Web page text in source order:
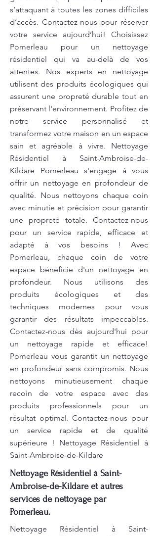
s’attaquant à toutes les zones difficiles
d’accès. Contactez-nous pour réserver
votre service aujourd’hui! Choisissez
Pomerleau pour un nettoyage
résidentiel qui va au-delà de vos
attentes. Nos experts en nettoyage
utilisent des produits écologiques qui
assurent une propreté durable tout en
préservant l'environnement. Profitez de
notre service personnalisé et
transformez votre maison en un espace
sain et agréable à vivre. Nettoyage
Résidentiel à Saint-Ambroise-de-
Kildare Pomerleau s'engage à vous
offrir un nettoyage en profondeur de
qualité. Nous nettoyons chaque coin
avec minutie et précision pour garantir
une propreté totale. Contactez-nous
pour un service rapide, efficace et
adapté à vos besoins ! Avec
Pomerleau, chaque coin de votre
espace bénéficie d'un nettoyage en
profondeur. Nous utilisons des
produits écologiques et des
techniques modernes pour vous
garantir des résultats impeccables.
Contactez-nous dès aujourd'hui pour
un nettoyage rapide et efficace!
Pomerleau vous garantit un nettoyage
en profondeur sans compromis. Nous
nettoyons minutieusement chaque
recoin de votre espace avec des
produits professionnels pour un
résultat optimal. Contactez-nous pour
un service rapide et de qualité
supérieure ! Nettoyage Résidentiel à
Saint-Ambroise-de-Kildare
Nettoyage Résidentiel à Saint-
Ambroise-de-Kildare et autres
services de nettoyage par
Pomerleau.
Nettoyage Résidentiel à Saint-